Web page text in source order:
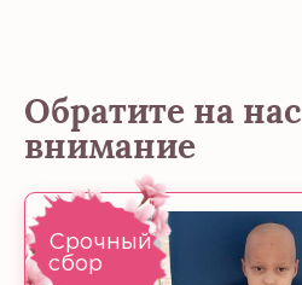
Обратите на нас
внимание
Срочный
сбор